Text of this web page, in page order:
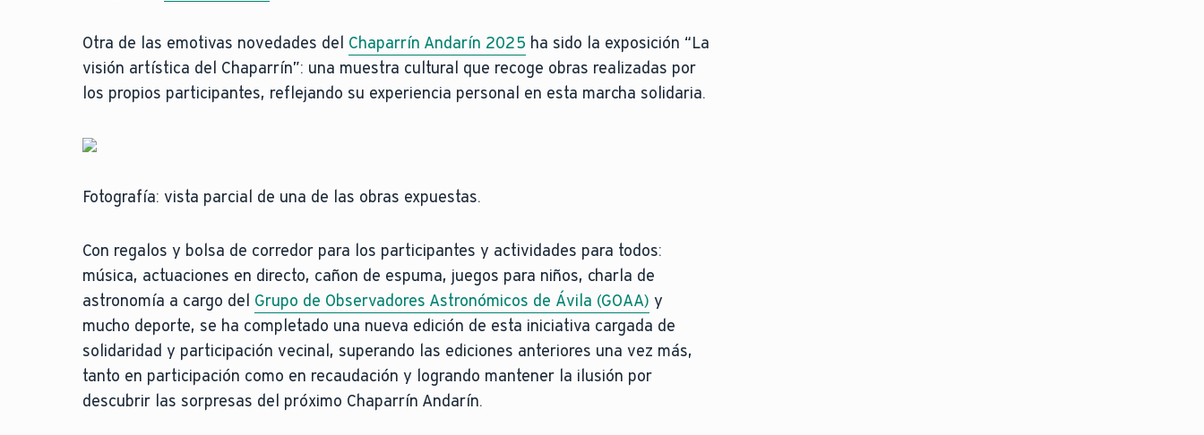
Otra de las emotivas novedades del Chaparrín Andarín 2025 ha sido la exposición “La
visión artística del Chaparrín”: una muestra cultural que recoge obras realizadas por
los propios participantes, reflejando su experiencia personal en esta marcha solidaria.
Fotografía: vista parcial de una de las obras expuestas.
Con regalos y bolsa de corredor para los participantes y actividades para todos:
música, actuaciones en directo, cañon de espuma, juegos para niños, charla de
astronomía a cargo del Grupo de Observadores Astronómicos de Ávila (GOAA) y
mucho deporte, se ha completado una nueva edición de esta iniciativa cargada de
solidaridad y participación vecinal, superando las ediciones anteriores una vez más,
tanto en participación como en recaudación y logrando mantener la ilusión por
descubrir las sorpresas del próximo Chaparrín Andarín.